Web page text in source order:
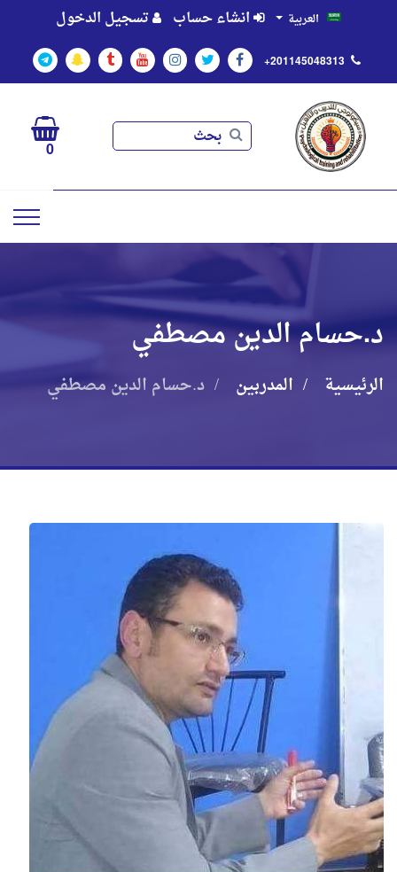
العربية انشاء حساب تسجيل الدخول
+201145048313
بحث 0
د.حسام الدين مصطفي
الرئيسية المدربين د.حسام الدين مصطفي